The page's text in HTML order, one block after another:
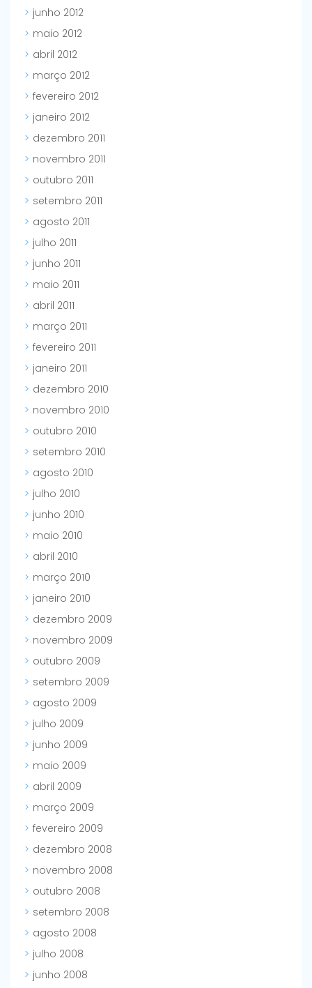
junho 2012
maio 2012
abril 2012
março 2012
fevereiro 2012
janeiro 2012
dezembro 2011
novembro 2011
outubro 2011
setembro 2011
agosto 2011
julho 2011
junho 2011
maio 2011
abril 2011
março 2011
fevereiro 2011
janeiro 2011
dezembro 2010
novembro 2010
outubro 2010
setembro 2010
agosto 2010
julho 2010
junho 2010
maio 2010
abril 2010
março 2010
janeiro 2010
dezembro 2009
novembro 2009
outubro 2009
setembro 2009
agosto 2009
julho 2009
junho 2009
maio 2009
abril 2009
março 2009
fevereiro 2009
dezembro 2008
novembro 2008
outubro 2008
setembro 2008
agosto 2008
julho 2008
junho 2008